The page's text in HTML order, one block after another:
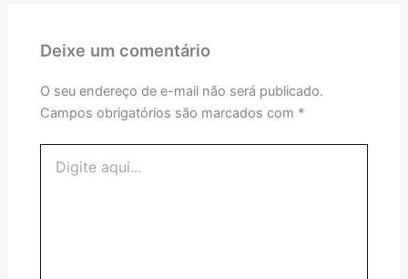
Deixe um comentário
O seu endereço de e-mail não será publicado.
Campos obrigatórios são marcados com *
aqui...